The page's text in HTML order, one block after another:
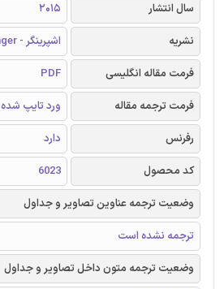
سال انتشار
2015
نشریه
اشپرینگر - Springer
فرمت مقاله انگلیسی
PDF
فرمت ترجمه مقاله
ورد تایپ شده
رفرنس
دارد
کد محصول
6023
وضعیت ترجمه عناوین تصاویر و جداول
ترجمه نشده است
وضعیت ترجمه متون داخل تصاویر و جداول